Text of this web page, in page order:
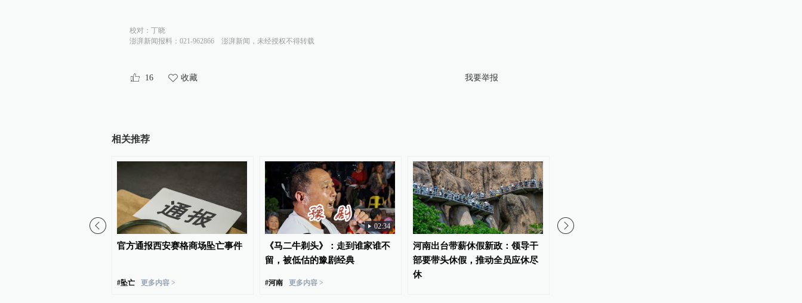
校对： 丁晓
澎湃新闻报料：021-962866
澎湃新闻，未经授权不得转载
16 收藏 我要举报
相关推荐
官方通报西安赛格商场坠亡事件
#坠亡 更多内容 >
02:34
《马二牛剃头》：走到谁家谁不
留，被低估的豫剧经典
#河南 更多内容 >
河南出台带薪休假新政：领导干
部要带头休假，推动全员应休尽
休